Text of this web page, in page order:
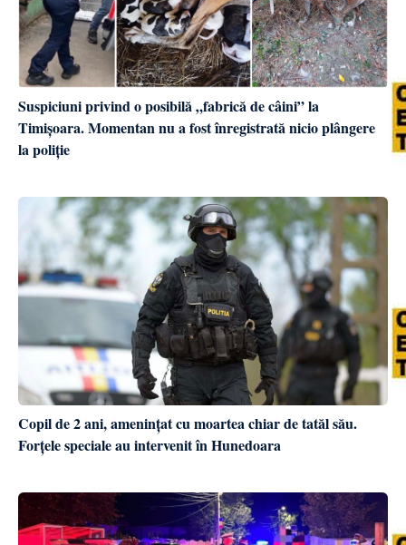
Suspiciuni privind o posibilă „fabrică de câini” la
Timișoara. Momentan nu a fost înregistrată nicio plângere
la poliție
Copil de 2 ani, amenințat cu moartea chiar de tatăl său.
Forțele speciale au intervenit în Hunedoara